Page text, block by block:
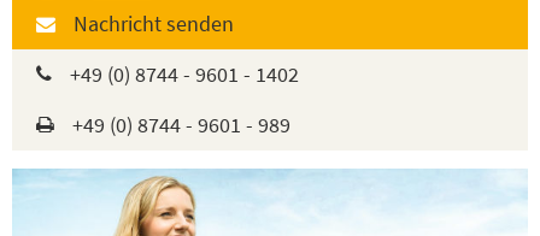
Nachricht senden
+49 (0) 8744 - 9601 - 1402
+49 (0) 8744 - 9601 - 989